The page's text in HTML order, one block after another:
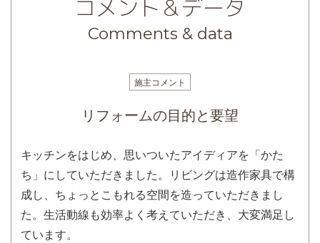
コメント＆データ
Comments & data
施主コメント
リフォームの目的と要望
キッチンをはじめ、思いついたアイディアを「かた
ち」にしていただきました。リビングは造作家具で構
成し、ちょっとこもれる空間を造っていただきまし
た。生活動線も効率よく考えていただき、大変満足し
ています。